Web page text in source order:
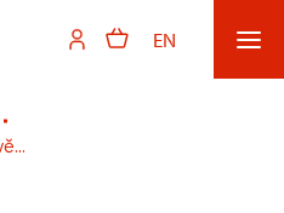
EN